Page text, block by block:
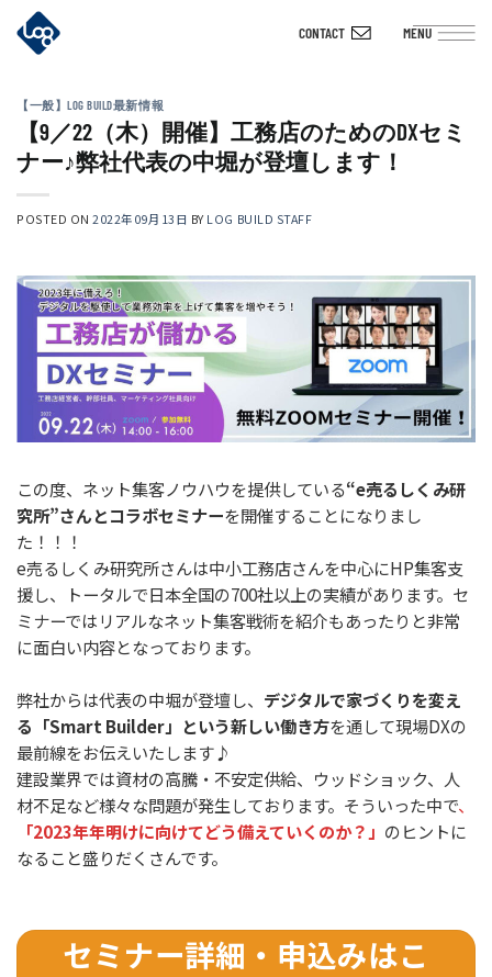
Skip
CONTACT MENU
【一般】LOG BUILD最新情報
【9／22（木）開催】工務店のためのDXセミ
ナー♪弊社代表の中堀が登壇します！
POSTED ON2022年09月13日 BY LOG BUILD STAFF
この度、ネット集客ノウハウを提供している“e売るしくみ研
究所”さんとコラボセミナーを開催することになりまし
た！！！
e売るしくみ研究所さんは中小工務店さんを中心にHP集客支
援し、トータルで日本全国の700社以上の実績があります。セ
ミナーではリアルなネット集客戦術を紹介もあったりと非常
に面白い内容となっております。
弊社からは代表の中堀が登壇し、 デジタルで家づくりを変え
る「Smart Builder」という新しい働き方を通して現場DXの
最前線をお伝えいたします♪
建設業界では資材の高騰・不安定供給、ウッドショック、人
材不足など様々な問題が発生しております。そういった中で、
「2023年年明けに向けてどう備えていくのか？」 のヒントに
なること盛りだくさんです。
セミナー詳細・申込みはこ